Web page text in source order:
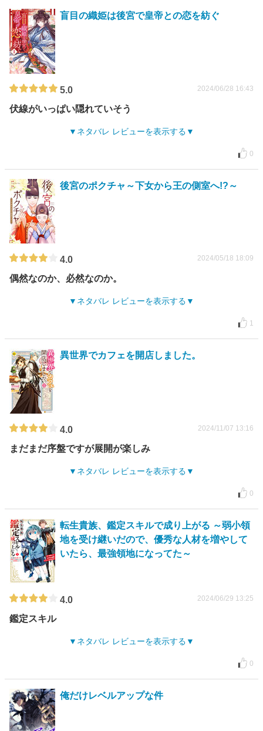
盲目の織姫は後宮で皇帝との恋を紡ぐ
5.0 2024/06/28 16:43
伏線がいっぱい隠れていそう
ネタバレ レビューを表示する
0
後宮のポクチャ～下女から王の側室へ!?～
4.0 2024/05/18 18:09
偶然なのか、必然なのか。
ネタバレ レビューを表示する
1
異世界でカフェを開店しました。
4.0 2024/11/07 13:16
まだまだ序盤ですが展開が楽しみ
ネタバレ レビューを表示する
0
転生貴族、鑑定スキルで成り上がる ～弱小領
地を受け継いだので、優秀な人材を増やして
いたら、最強領地になってた～
4.0 2024/06/29 13:25
鑑定スキル
ネタバレ レビューを表示する
0
俺だけレベルアップな件